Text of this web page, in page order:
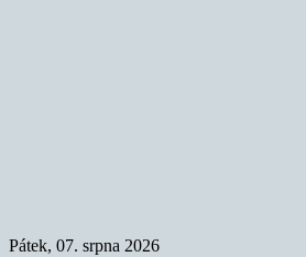
Pátek, 07. srpna 2026